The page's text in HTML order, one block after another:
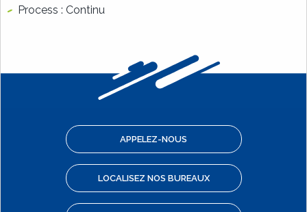
Process : Continu
APPELEZ-NOUS
LOCALISEZ NOS BUREAUX